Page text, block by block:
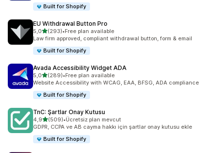
Built for Shopify
EU Withdrawal Button Pro
5,05 yıldız üzerinden
(293)
toplam 293 değerlendirme
•Free plan available
Law firm approved, compliant withdrawal button, form & email
Built for Shopify
Avada Accessibility Widget ADA
5,05 yıldız üzerinden
(289)
toplam 289 değerlendirme
•Free plan available
Website Accessibility with WCAG, EAA, BFSG, ADA compliance
Built for Shopify
TnC: Şartlar Onay Kutusu
4,95 yıldız üzerinden
(509)
toplam 509 değerlendirme
•Ücretsiz plan mevcut
GDPR, CCPA ve AB cayma hakkı için şartlar onay kutusu ekle
Built for Shopify